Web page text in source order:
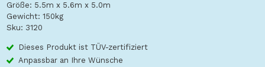
Größe: 5.5m x 5.6m x 5.0m
Gewicht: 150kg
Sku: 3120
Dieses Produkt ist TÜV-zertifiziert
Anpassbar an Ihre Wünsche